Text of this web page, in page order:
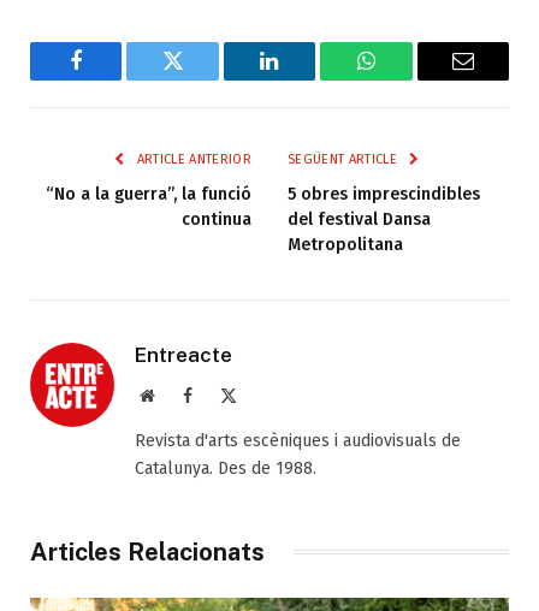
Facebook Twitter LinkedIn WhatsAppEmail
ARTICLE ANTERIOR
“No a la guerra”, la funció
continua
SEGÜENT ARTICLE
5 obres imprescindibles
del festival Dansa
Metropolitana
Entreacte
Web Facebook
Revista d'arts escèniques i audiovisuals de
Catalunya. Des de 1988.
Articles Relacionats